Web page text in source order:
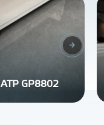
ATP GP8802